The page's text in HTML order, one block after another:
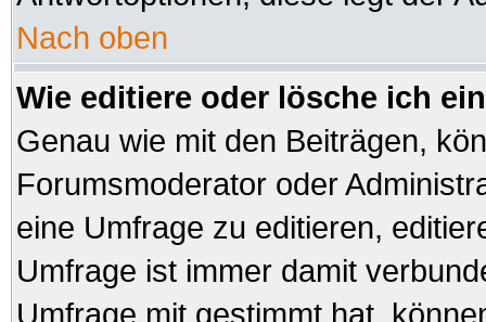
Nach oben
Wie editiere oder lösche ich
Genau wie mit den Beiträgen,
Forumsmoderator oder
eine Umfrage zu editieren,
Umfrage ist immer damit
Umfrage mit gestimmt hat,